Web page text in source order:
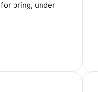
bring, under